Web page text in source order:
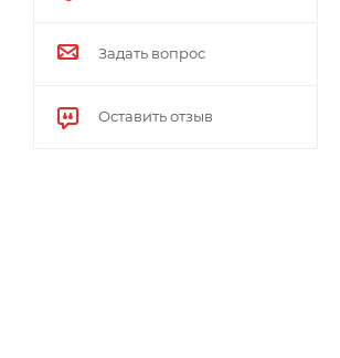
Задать вопрос
Оставить отзыв